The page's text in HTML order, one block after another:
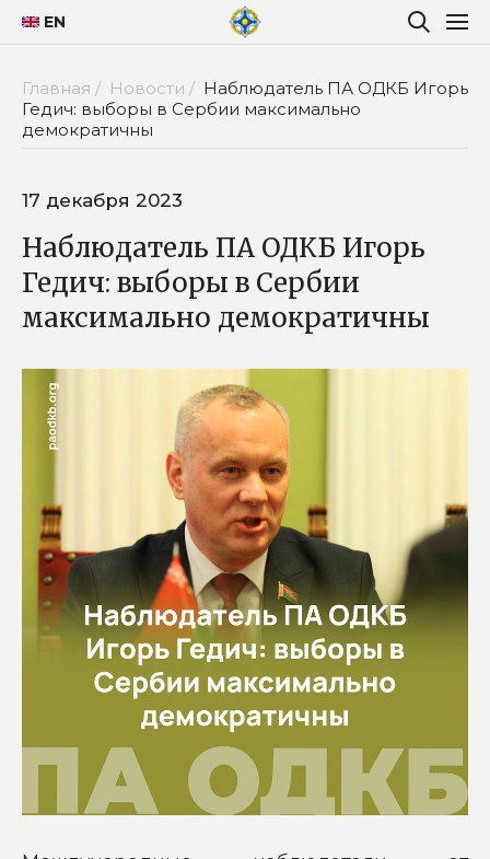
EN
Главная / Новости / Наблюдатель ПА ОДКБ Игорь
Гедич: выборы в Сербии максимально
демократичны
17 декабря 2023
Наблюдатель ПА ОДКБ Игорь
Гедич: выборы в Сербии
максимально демократичны